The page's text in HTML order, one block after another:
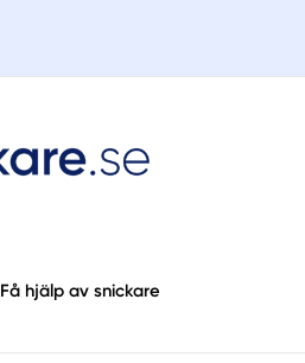
Få hjälp av snickare